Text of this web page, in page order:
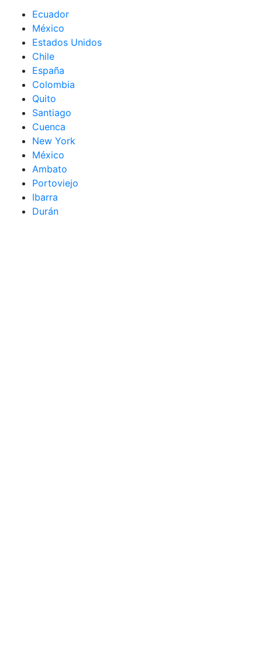
Ecuador
México
Estados Unidos
Chile
España
Colombia
Quito
Santiago
Cuenca
New York
México
Ambato
Portoviejo
Ibarra
Durán